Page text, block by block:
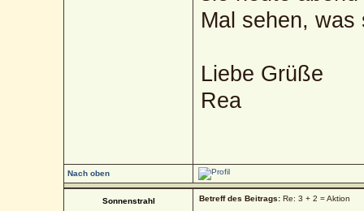
Mal sehen, was
Liebe Grüße
Rea
Nach oben
Sonnenstrahl Betreff des Beitrags: Re: 3 + 2 = Aktion